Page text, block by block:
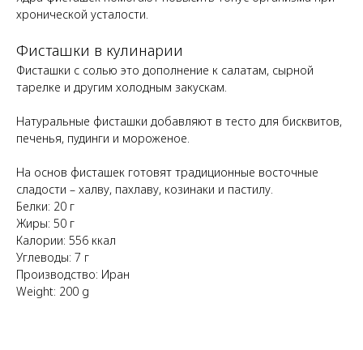
хронической усталости.
Фисташки в кулинарии
Фисташки с солью это дополнение к салатам, сырной
тарелке и другим холодным закускам.
Натуральные фисташки добавляют в тесто для бисквитов,
печенья, пудинги и мороженое.
На основ фисташек готовят традиционные восточные
сладости – халву, пахлаву, козинаки и пастилу.
Белки: 20 г
Жиры: 50 г
Калории: 556 ккал
Углеводы: 7 г
Производство: Иран
Weight: 200 g